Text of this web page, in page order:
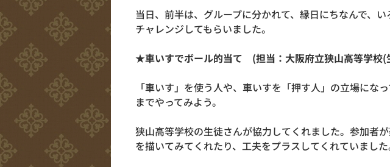
当日、前半は、グループに分かれて、縁日にちなんで、
チャレンジしてもらいました。
★車いすでボール的当て (担当：大阪府立狭山高等学校(
「車いす」を使う人や、車いすを「押す人」の立場にな
までやってみよう。
狭山高等学校の生徒さんが協力してくれました。参加者
を描いてみてくれたり、工夫をプラスしてくれていました